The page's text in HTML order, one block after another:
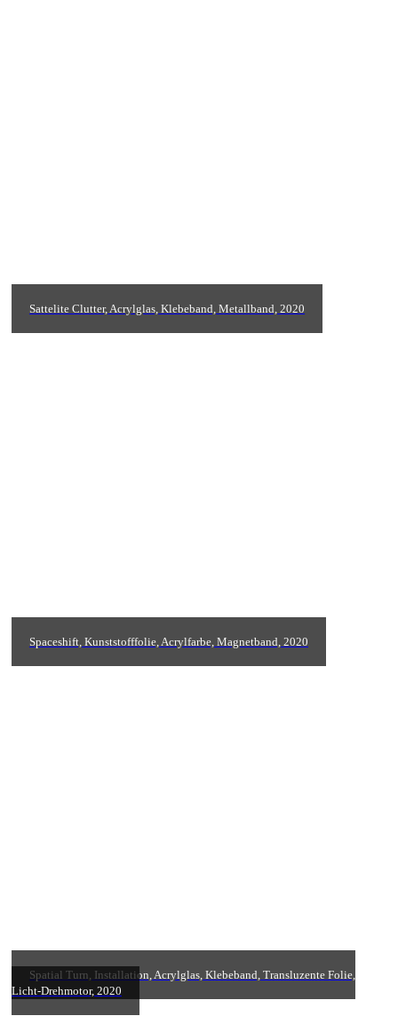
Sattelite Clutter, Acrylglas, Klebeband, Metallband, 2020
Spaceshift, Kunststofffolie, Acrylfarbe, Magnetband, 2020
Spatial Turn, Installation, Acrylglas, Klebeband, Transluzente Folie,
Licht-Drehmotor, 2020